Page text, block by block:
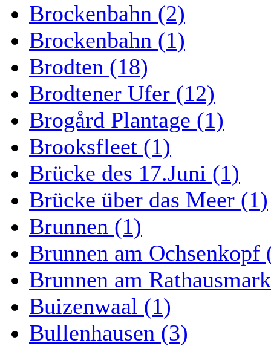
Brockenbahn (2)
Brockenbahn (1)
Brodten (18)
Brodtener Ufer (12)
Brogård Plantage (1)
Brooksfleet (1)
Brücke des 17.Juni (1)
Brücke über das Meer (1)
Brunnen (1)
Brunnen am Ochsenkopf
Brunnen am
Buizenwaal (1)
Bullenhausen (3)